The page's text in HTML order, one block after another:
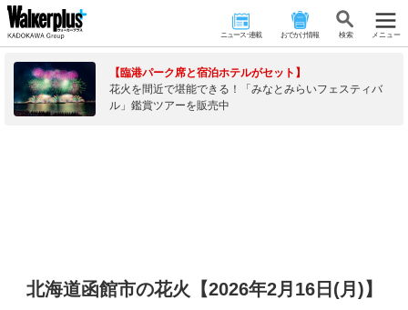
ニュース･連載 おでかけ情報 検 索 メニュー
【臨港パーク席と宿泊ホテルがセット】
花火を間近で堪能できる！「みなとみらいフェスティバ
ル」鑑賞ツアーを販売中
北海道函館市の花火【2026年2月16日(月)】